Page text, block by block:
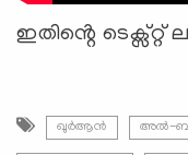
ഇതിൻ്റെ
ഖുർആൻ അൽ-